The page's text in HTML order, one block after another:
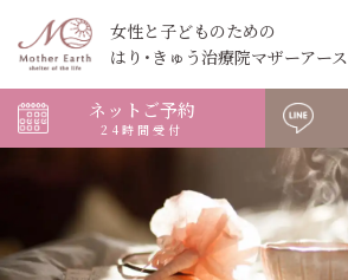
女性と子どものための
はり･きゅう治療院マザーアース
ネットご予約
24時間受付